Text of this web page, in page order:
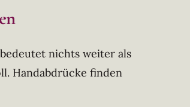
nichts weiter als
Handabdrücke finden